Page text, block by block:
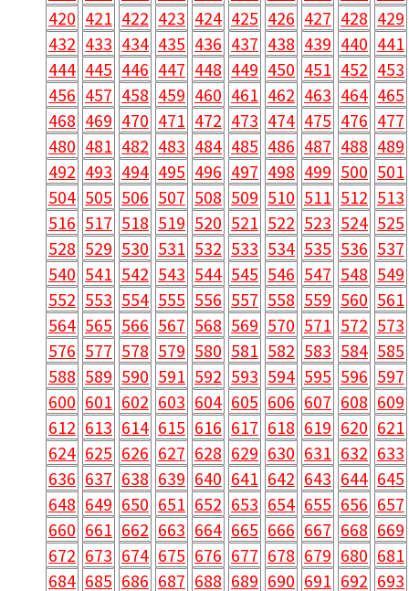
420 421 422 423 424 425 426 427 428 429
432 433 434 435 436 437 438 439 440 441
444 445 446 447 448 449 450 451 452 453
456 457 458 459 460 461 462 463 464 465
468 469 470 471 472 473 474 475 476 477
480 481 482 483 484 485 486 487 488 489
492 493 494 495 496 497 498 499 500 501
504 505 506 507 508 509 510 511 512 513
516 517 518 519 520 521 522 523 524 525
528 529 530 531 532 533 534 535 536 537
540 541 542 543 544 545 546 547 548 549
552 553 554 555 556 557 558 559 560 561
564 565 566 567 568 569 570 571 572 573
576 577 578 579 580 581 582 583 584 585
588 589 590 591 592 593 594 595 596 597
600 601 602 603 604 605 606 607 608 609
612 613 614 615 616 617 618 619 620 621
624 625 626 627 628 629 630 631 632 633
636 637 638 639 640 641 642 643 644 645
648 649 650 651 652 653 654 655 656 657
660 661 662 663 664 665 666 667 668 669
672 673 674 675 676 677 678 679 680 681
684 685 686 687 688 689 690 691 692 693